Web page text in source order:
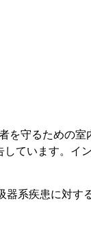
を守るための
ています。イ
器系疾患に対す